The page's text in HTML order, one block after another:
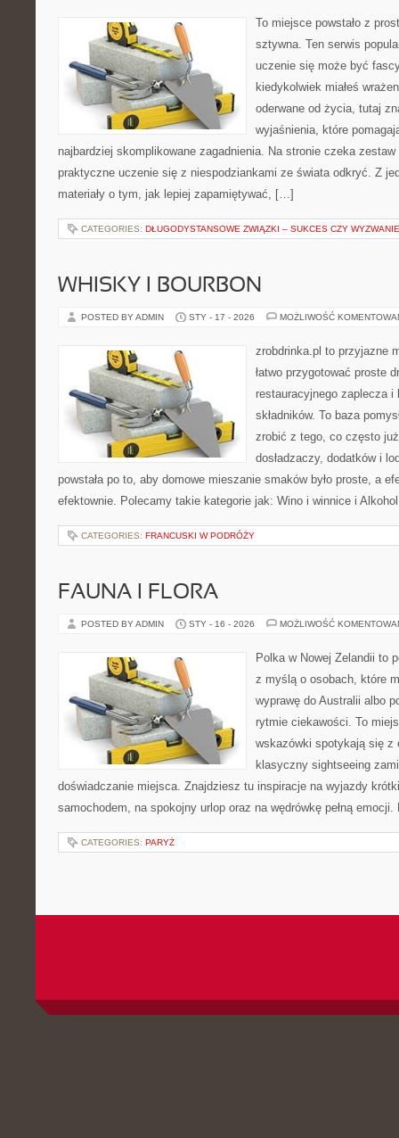
To miejsce powstało z
sztywna. Ten serwis
uczenie się może być
kiedykolwiek miałeś
oderwane od życia, tutaj
wyjaśnienia, które
najbardziej skomplikowane zagadnienia. Na stronie czeka zestaw
praktyczne uczenie się z niespodziankami ze świata odkryć. Z
materiały o tym, jak lepiej zapamiętywać, […]
CATEGORIES: DŁUGODYSTANSOWE ZWIĄZKI – SUKCES CZY
WHISKY I BOURBON
POSTED BY ADMIN STY - 17 - 2026 MOŻLIWOŚĆ
zrobdrinka.pl to przyjazne
łatwo przygotować proste
restauracyjnego zaplecza
składników. To baza
zrobić z tego, co często
dosładzaczy, dodatków i
powstała po to, aby domowe mieszanie smaków było proste, a
efektownie. Polecamy takie kategorie jak: Wino i winnice i
CATEGORIES: FRANCUSKI W PODRÓŻY
FAUNA I FLORA
POSTED BY ADMIN STY - 16 - 2026 MOŻLIWOŚĆ
Polka w Nowej Zelandii to
z myślą o osobach, które
wyprawę do Australii albo
rytmie ciekawości. To
wskazówki spotykają się z
klasyczny sightseeing
doświadczanie miejsca. Znajdziesz tu inspiracje na wyjazdy
samochodem, na spokojny urlop oraz na wędrówkę pełną
CATEGORIES: PARYŻ